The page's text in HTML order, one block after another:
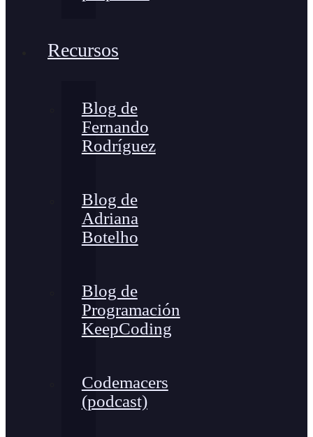
Recursos
Blog de
Fernando
Rodríguez
Blog de
Adriana
Botelho
Blog de
Programación
KeepCoding
Codemacers
(podcast)